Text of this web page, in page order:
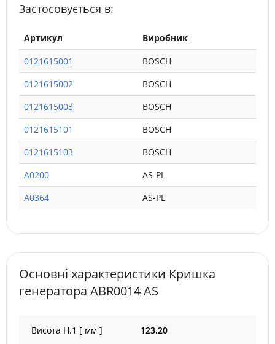
Застосовується в:
Артикул
Виробник
0121615001
BOSCH
0121615002
BOSCH
0121615003
BOSCH
0121615101
BOSCH
0121615103
BOSCH
A0200
AS-PL
A0364
AS-PL
Основні характеристики Кришка
генератора ABR0014 AS
Висота H.1 [ мм ] 123.20